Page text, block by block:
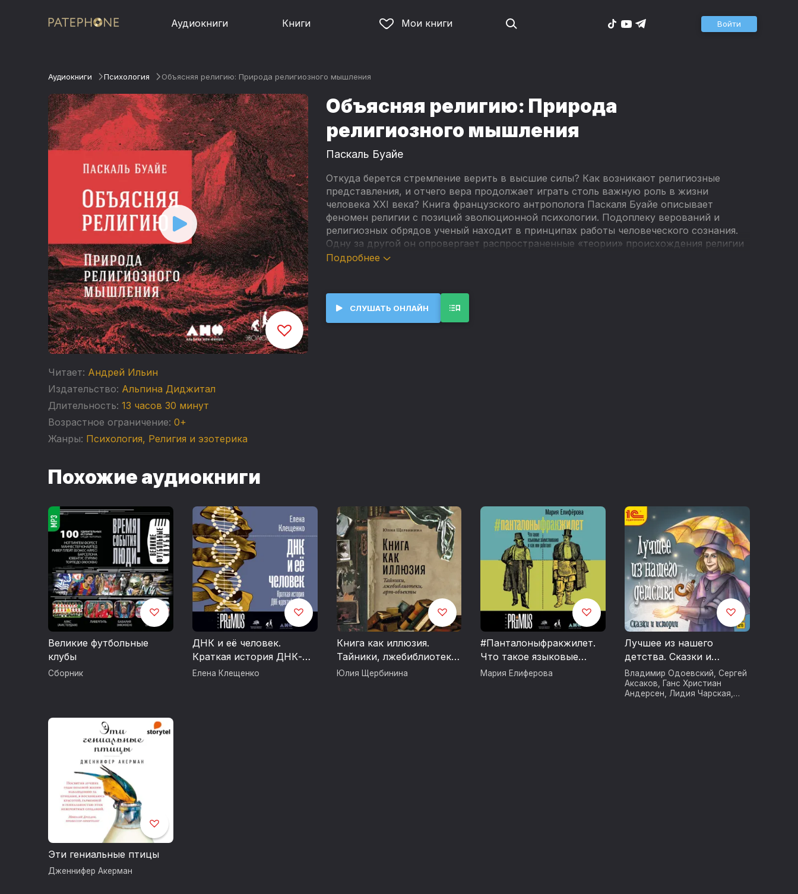
Аудиокниги Книги Мои книги Войти
Аудиокниги Психология Объясняя религию: Природа религиозного мышления
Читает: Андрей Ильин
Издательство: Альпина Диджитал
Длительность: 13 часов 30 минут
Возрастное ограничение: 0+
Жанры: Психология, Религия и эзотерика
Объясняя религию: Природа
религиозного мышления
Паскаль Буайе
Откуда берется стремление верить в высшие силы? Как возникают религиозные
представления, и отчего вера продолжает играть столь важную роль в жизни
человека XXI века? Книга французского антрополога Паскаля Буайе описывает
феномен религии с позиций эволюционной психологии. Подоплеку верований и
религиозных обрядов ученый находит в принципах работы человеческого сознания.
Одну за другой он опровергает распространенные «теории» происхождения религии
— она возникла, чтобы объяснять непонятные природные явления и личные
Подробнее
СЛУШАТЬ ОНЛАЙН
Похожие аудиокниги
Великие футбольные
клубы
Сборник
ДНК и её человек.
Краткая история ДНК-
идентификации
Елена Клещенко
Книга как иллюзия.
Тайники, лжебиблиотеки,
арт-объекты
Юлия Щербинина
#Панталоныфракжилет.
Что такое языковые
заимствования и как они
Мария Елиферова
Лучшее из нашего
детства. Сказки и
истории
Владимир Одоевский Сергей
Аксаков
Ганс Христиан
Андерсен
Лидия Чарская
Эти гениальные птицы
Дженнифер Акерман